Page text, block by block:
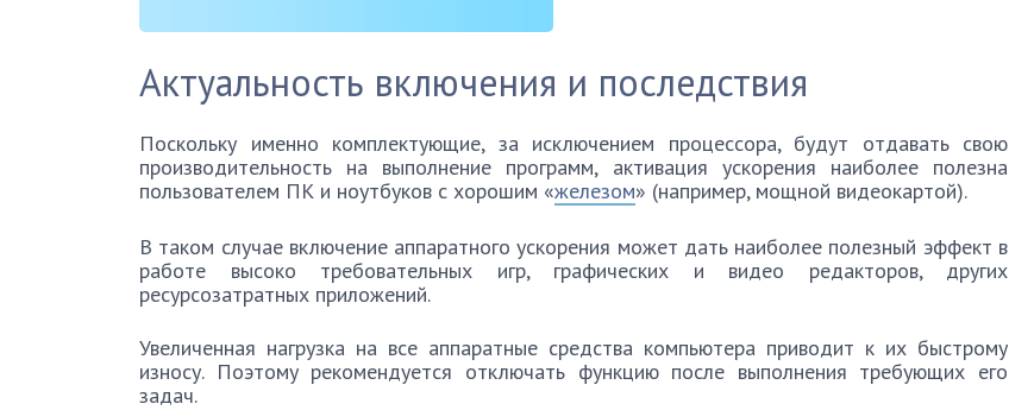
Актуальность включения и последствия
Поскольку именно комплектующие, за исключением процессора, будут отдавать свою
производительность на выполнение программ, активация ускорения наиболее полезна
пользователем ПК и ноутбуков с хорошим «железом» (например, мощной видеокартой).
В таком случае включение аппаратного ускорения может дать наиболее полезный эффект в
работе высоко требовательных игр, графических и видео редакторов, других
ресурсозатратных приложений.
Увеличенная нагрузка на все аппаратные средства компьютера приводит к их быстрому
износу. Поэтому рекомендуется отключать функцию после выполнения требующих его
задач.